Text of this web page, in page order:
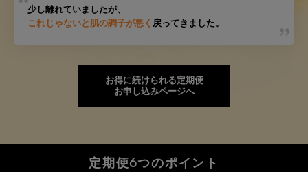
少し離れていましたが、
これじゃないと肌の調子が悪く 戻ってきました。
お得に続けられる定期便
お申し込みページへ
定期便6つのポイント